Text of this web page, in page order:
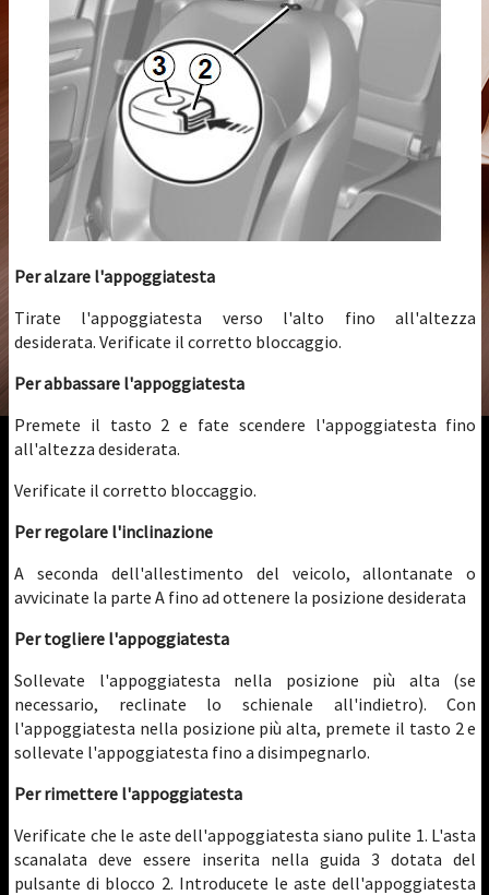
Per alzare l'appoggiatesta
Tirate l'appoggiatesta verso l'alto fino all'altezza
desiderata. Verificate il corretto bloccaggio.
Per abbassare l'appoggiatesta
Premete il tasto 2 e fate scendere l'appoggiatesta fino
all'altezza desiderata.
Verificate il corretto bloccaggio.
Per regolare l'inclinazione
A seconda dell'allestimento del veicolo, allontanate o
avvicinate la parte A fino ad ottenere la posizione desiderata
Per togliere l'appoggiatesta
Sollevate l'appoggiatesta nella posizione più alta (se
necessario, reclinate lo schienale all'indietro). Con
l'appoggiatesta nella posizione più alta, premete il tasto 2 e
sollevate l'appoggiatesta fino a disimpegnarlo.
Per rimettere l'appoggiatesta
Verificate che le aste dell'appoggiatesta siano pulite 1. L'asta
scanalata deve essere inserita nella guida 3 dotata del
pulsante di blocco 2. Introducete le aste dell'appoggiatesta